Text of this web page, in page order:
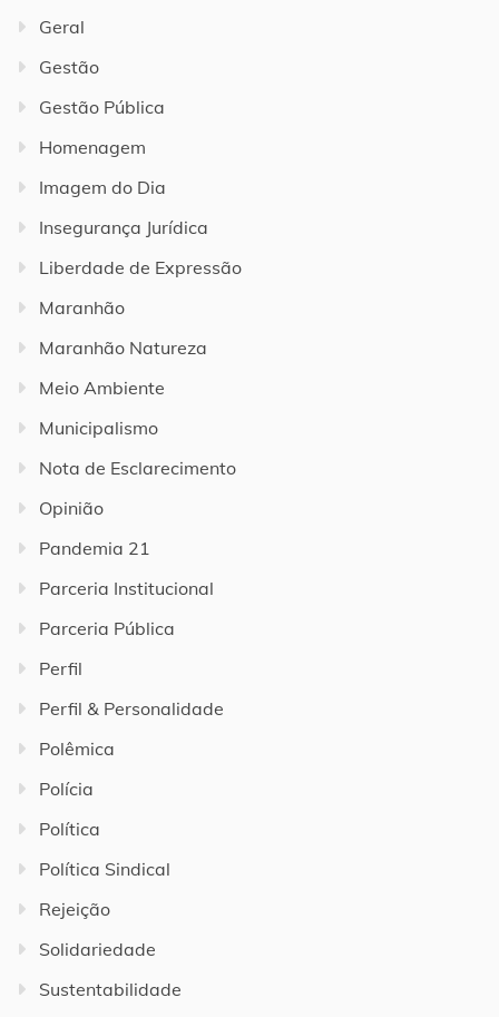
Geral
Gestão
Gestão Pública
Homenagem
Imagem do Dia
Insegurança Jurídica
Liberdade de Expressão
Maranhão
Maranhão Natureza
Meio Ambiente
Municipalismo
Nota de Esclarecimento
Opinião
Pandemia 21
Parceria Institucional
Parceria Pública
Perfil
Perfil & Personalidade
Polêmica
Polícia
Política
Política Sindical
Rejeição
Solidariedade
Sustentabilidade